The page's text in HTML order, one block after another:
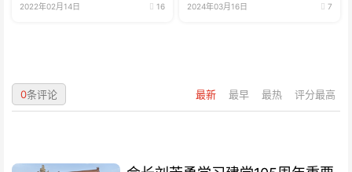
2022年02月14日 16 2024年03月16日 7
最新 最早 最热 评分最高
0条评论